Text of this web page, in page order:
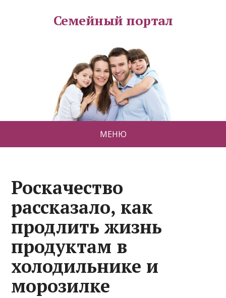
Семейный портал
МЕНЮ
Роскачество
рассказало, как
продлить жизнь
продуктам в
холодильнике и
морозилке